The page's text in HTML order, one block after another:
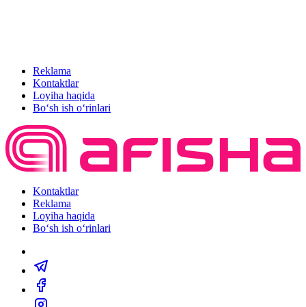
Reklama
Kontaktlar
Loyiha haqida
Bo‘sh ish o‘rinlari
Kontaktlar
Reklama
Loyiha haqida
Bo‘sh ish o‘rinlari